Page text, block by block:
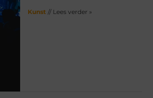
Kunst // Lees verder »